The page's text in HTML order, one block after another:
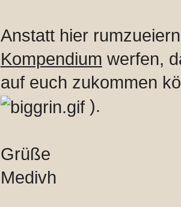
Anstatt hier
Kompendium werfen,
auf euch zukommen
).
Grüße
Medivh